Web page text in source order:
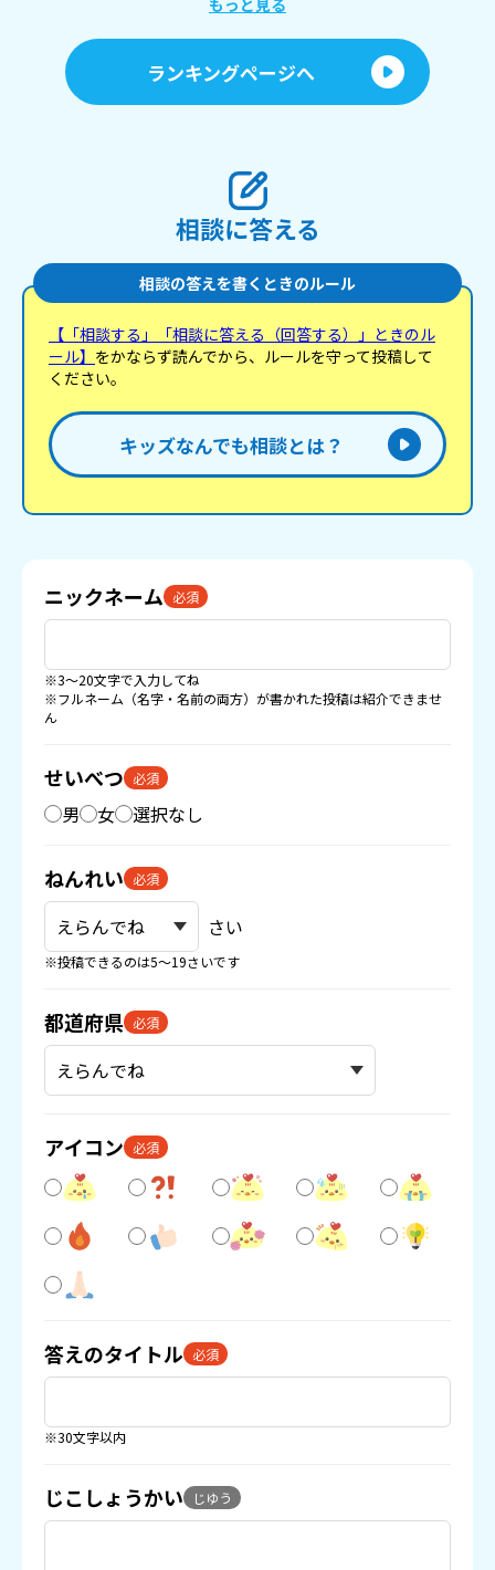
もっと見る
ランキングページへ
相談に答える
相談の答えを書くときのルール
【「相談する」「相談に答える（回答する）」ときのル
ール】 をかならず読んでから、ルールを守って投稿して
ください。
キッズなんでも相談とは？
ニックネーム 必須
※3〜20文字で入力してね
※フルネーム（名字・名前の両方）が書かれた投稿は紹介できませ
ん
せいべつ 必須
男 女 選択なし
ねんれい 必須
さい
※投稿できるのは5〜19さいです
都道府県 必須
アイコン 必須
答えのタイトル 必須
※30文字以内
じこしょうかい じゆう